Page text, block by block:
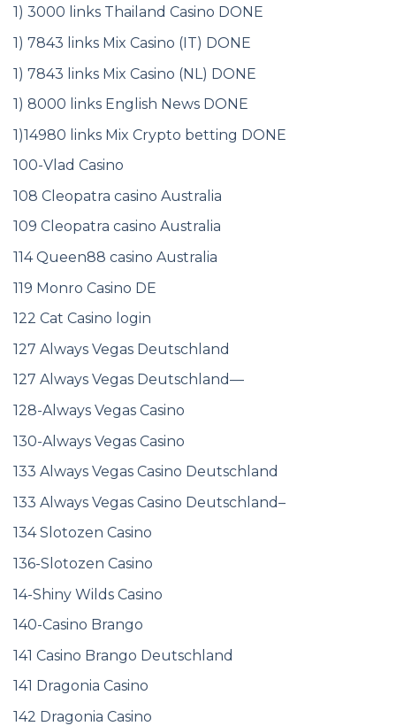
1) 3000 links Thailand Casino DONE
1) 7843 links Mix Casino (IT) DONE
1) 7843 links Mix Casino (NL) DONE
1) 8000 links English News DONE
1)14980 links Mix Crypto betting DONE
100-Vlad Casino
108 Cleopatra casino Australia
109 Cleopatra casino Australia
114 Queen88 casino Australia
119 Monro Casino DE
122 Cat Casino login
127 Always Vegas Deutschland
127 Always Vegas Deutschland—
128-Always Vegas Casino
130-Always Vegas Casino
133 Always Vegas Casino Deutschland
133 Always Vegas Casino Deutschland–
134 Slotozen Casino
136-Slotozen Casino
14-Shiny Wilds Casino
140-Casino Brango
141 Casino Brango Deutschland
141 Dragonia Casino
142 Dragonia Casino